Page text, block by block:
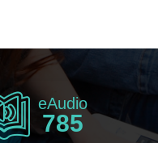
eAudio
785